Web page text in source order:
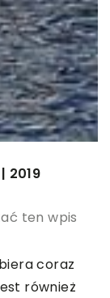
2019
ten wpis
coraz
również